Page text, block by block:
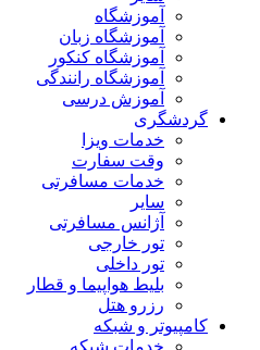
آموزشگاه
آموزشگاه زبان
آموزشگاه کنکور
آموزشگاه رانندگی
آموزش درسی
گردشگری
خدمات ویزا
وقت سفارت
خدمات مسافرتی
سایر
آژانس مسافرتی
تور خارجی
تور داخلی
بلیط هواپیما و قطار
رزرو هتل
کامپیوتر و شبکه